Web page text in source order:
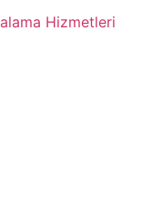
Hizmetleri